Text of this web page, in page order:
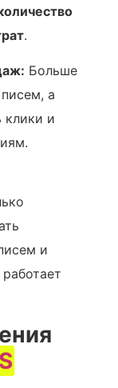
.
Больше
а
клики и
и